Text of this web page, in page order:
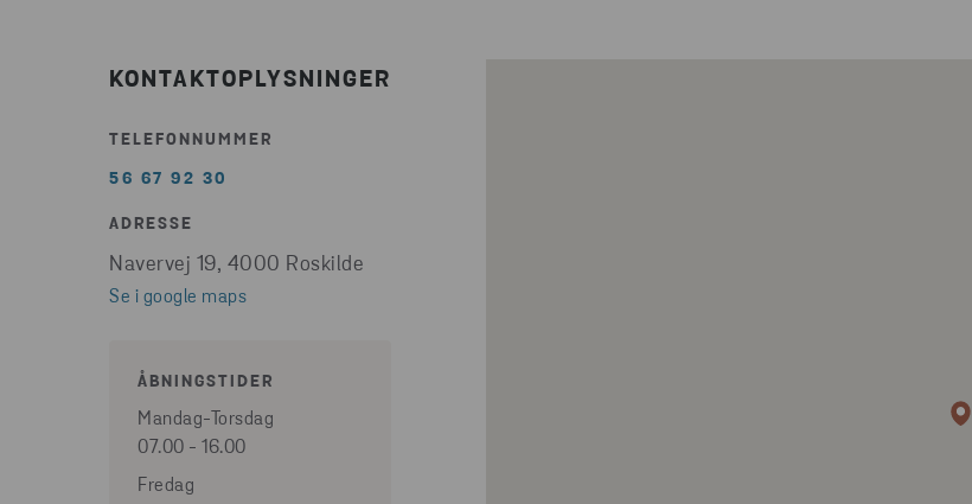
KONTAKTOPLYSNINGER
TELEFONNUMMER
56 67 92 30
ADRESSE
Navervej 19, 4000 Roskilde
Se i google maps
ÅBNINGSTIDER
Mandag-Torsdag
07.00 - 16.00
Fredag